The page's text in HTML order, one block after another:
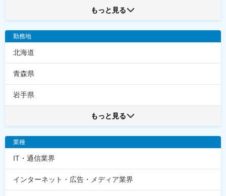
もっと見る
勤務地
北海道
青森県
岩手県
もっと見る
業種
IT・通信業界
インターネット・広告・メディア業界